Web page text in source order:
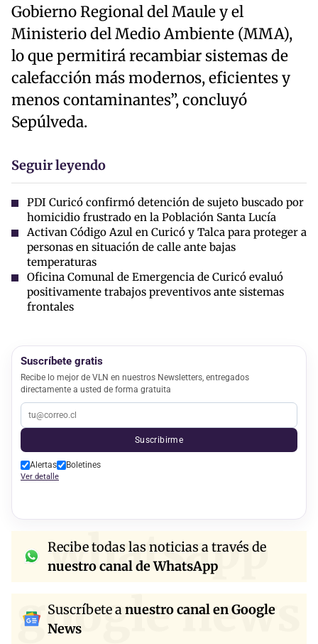
Gobierno Regional del Maule y el
Ministerio del Medio Ambiente (MMA),
lo que permitirá recambiar sistemas de
calefacción más modernos, eficientes y
menos contaminantes”, concluyó
Sepúlveda.
Seguir leyendo
PDI Curicó confirmó detención de sujeto buscado por
homicidio frustrado en la Población Santa Lucía
Activan Código Azul en Curicó y Talca para proteger a
personas en situación de calle ante bajas
temperaturas
Oficina Comunal de Emergencia de Curicó evaluó
positivamente trabajos preventivos ante sistemas
frontales
Suscríbete gratis
Recibe lo mejor de VLN en nuestros Newsletters, entregados
directamente a usted de forma gratuita
Suscribirme
Alertas Boletines
Ver detalle
whatsapp
Recibe todas las noticias a través de
nuestro canal de WhatsApp
google news
Suscríbete anuestro canal en Google
News